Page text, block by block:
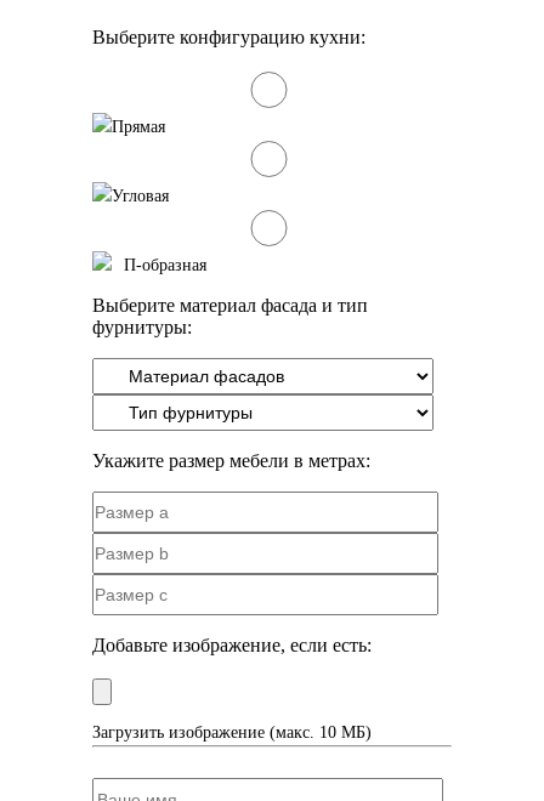
Выберите конфигурацию кухни:
Прямая
Угловая
П-образная
Выберите материал фасада и тип
фурнитуры:
Укажите размер мебели в метрах:
Добавьте изображение, если есть:
Загрузить изображение (макс. 10 МБ)